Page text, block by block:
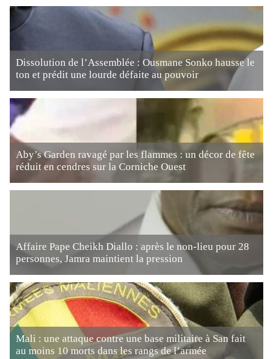
Dissolution de l’Assemblée : Ousmane Sonko hausse le
ton et prédit une lourde défaite au pouvoir
Aby’s Garden ravagé par les flammes : un décor de fête
réduit en cendres sur la Corniche Ouest
Affaire Pape Cheikh Diallo : après le non-lieu pour 28
personnes, Jamra maintient la pression
Mali : une attaque contre une base militaire à San fait
au moins 10 morts dans les rangs de l’armée